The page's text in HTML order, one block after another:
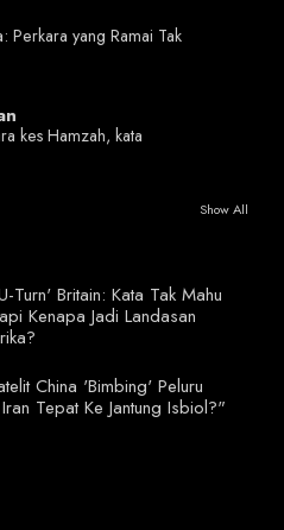
Perkara yang Ramai Tak
kes Hamzah, kata
Show All
Turn' Britain: Kata Tak Mahu
Kenapa Jadi Landasan
China 'Bimbing' Peluru
Tepat Ke Jantung Isbiol?"